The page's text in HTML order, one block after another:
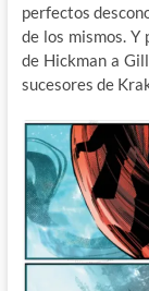
perfectos
de los mismos.
de Hickman a
sucesores de